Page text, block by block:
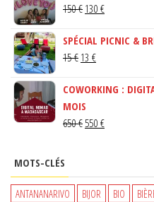
150€ LE
INITIAL
ÉTAIT :
130 €LE
ACTUEL
SPÉCIAL PICNIC &
15€ LE
INITIAL
ÉTAIT :
15 €.
13 €LE
ACTUEL
13 €.
COWORKING :
MOIS
650€ LE
ÉTAIT :
650 €.
550 €LE
EST :
550 €.
MOTS-CLÉS
ANTANANARIVO BIJOR BIO